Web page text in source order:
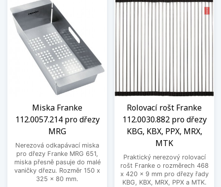
Miska Franke
112.0057.214 pro dřezy
MRG
Nerezová odkapávací miska
pro dřezy Franke MRG 651,
miska přesně pasuje do malé
vaničky dřezu. Rozměr 150 x
325 x 80 mm.
Rolovací rošt Franke
112.0030.882 pro dřezy
KBG, KBX, PPX, MRX,
MTK
Praktický nerezový rolovací
rošt Franke o rozměrech 468
x 420 x 9 mm pro dřezy řady
KBG, KBX, MRX, PPX a MTK.